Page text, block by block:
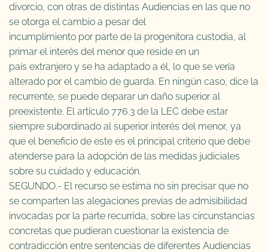
divorcio, con otras de distintas Audiencias en las que no
se otorga el cambio a pesar del
incumplimiento por parte de la progenitora custodia, al
primar el interés del menor que reside en un
país extranjero y se ha adaptado a él, lo que se vería
alterado por el cambio de guarda. En ningún caso, dice la
recurrente, se puede deparar un daño superior al
preexistente. El artículo 776.3 de la LEC debe estar
siempre subordinado al superior interés del menor, ya
que el beneficio de este es el principal criterio que debe
atenderse para la adopción de las medidas judiciales
sobre su cuidado y educación.
SEGUNDO.- El recurso se estima no sin precisar que no
se comparten las alegaciones previas de admisibilidad
invocadas por la parte recurrida, sobre las circunstancias
concretas que pudieran cuestionar la existencia de
contradicción entre sentencias de diferentes Audiencias